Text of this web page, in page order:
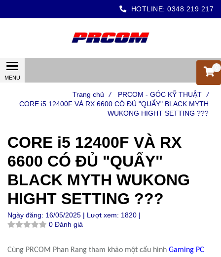
HOTLINE: 0348 219 217
Trang chủ / PRCOM - GÓC KỸ THUẬT
/
CORE i5 12400F VÀ RX 6600 CÓ ĐỦ "QUẨY" BLACK MYTH
WUKONG HIGHT SETTING ???
CORE i5 12400F VÀ RX
6600 CÓ ĐỦ "QUẨY"
BLACK MYTH WUKONG
HIGHT SETTING ???
Ngày đăng: 16/05/2025 | Lượt xem: 1820 |
0 Đánh giá
Cùng PRCOM Phan Rang tham khảo một cấu hình Gaming PC